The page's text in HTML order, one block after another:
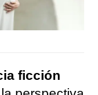
ficción